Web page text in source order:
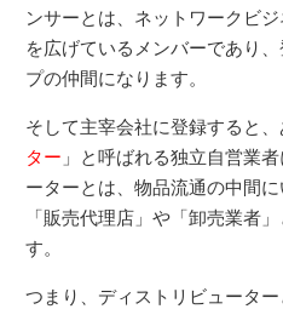
ンサーとは、ネットワークビ
を広げているメンバーであり
プの仲間になります。
そして主宰会社に登録すると
ター 」と呼ばれる独立自営業
ーターとは、物品流通の中間に
「販売代理店」や「卸売業者
す。
つまり、ディストリビュータ